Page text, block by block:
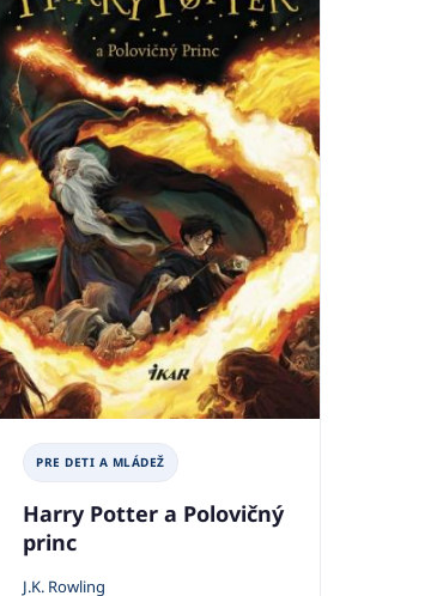
PRE DETI A MLÁDEŽ
Harry Potter a Polovičný
princ
J.K. Rowling